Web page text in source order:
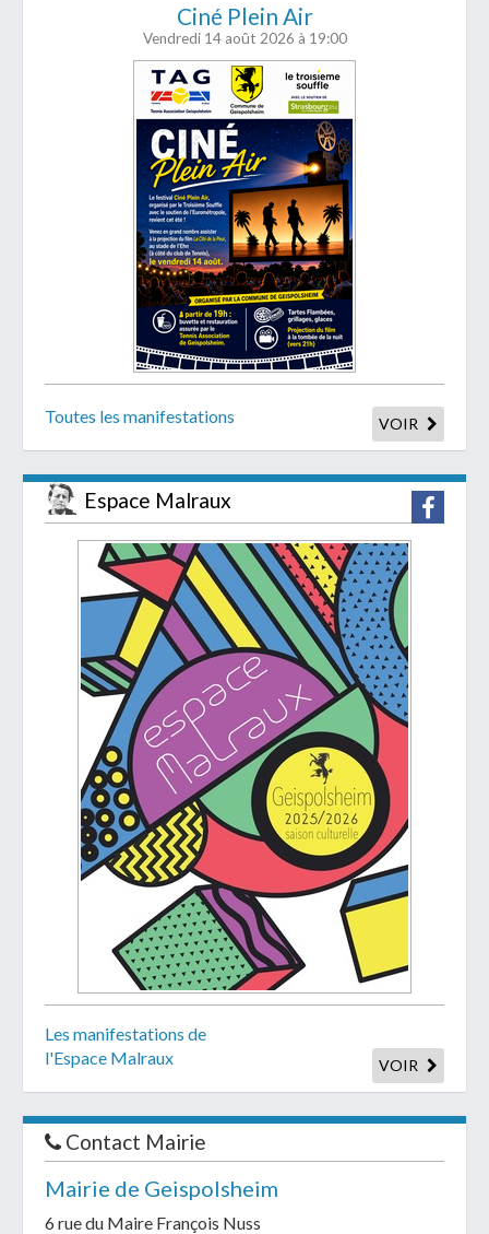
Ciné Plein Air
Vendredi 14 août 2026 à 19:00
Toutes les manifestations VOIR
Espace Malraux
Les manifestations de
l'Espace Malraux
VOIR
Contact Mairie
Mairie de Geispolsheim
6 rue du Maire François Nuss